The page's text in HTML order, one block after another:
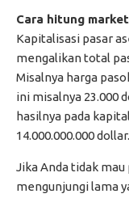
Cara hitung
Kapitalisasi pasar
mengalikan total
Misalnya harga
ini misalnya 23.000
hasilnya pada
14.000.000.000 dollar.
Jika Anda tidak
mengunjungi lama